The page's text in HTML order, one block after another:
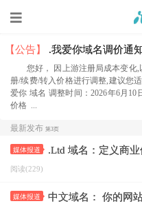
【公告】 .我爱你域名调价通
您好， 因上游注册局成本变化
册/续费/转入价格进行调整,建议您
爱你 域名 调整时间：2026年6月
价格 ...
最新发布 第3页
媒体报道 .Ltd 域名：定义商
阅读(229)
媒体报道 中文域名： 你的网